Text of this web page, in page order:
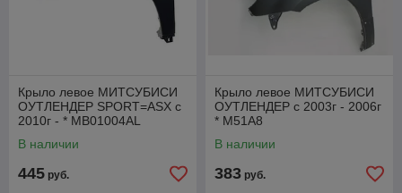
Крыло левое МИТСУБИСИ
ОУТЛЕНДЕР SPORT=ASX с
2010г - * MB01004AL
В наличии
445 руб.
Крыло левое МИТСУБИСИ
ОУТЛЕНДЕР с 2003г - 2006г
* M51A8
В наличии
383 руб.